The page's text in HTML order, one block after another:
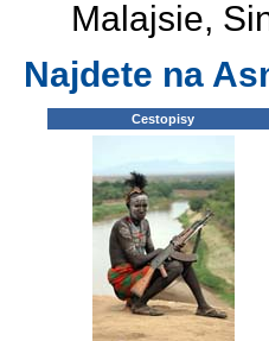
Malajsie,
Najdete na
Cestopisy